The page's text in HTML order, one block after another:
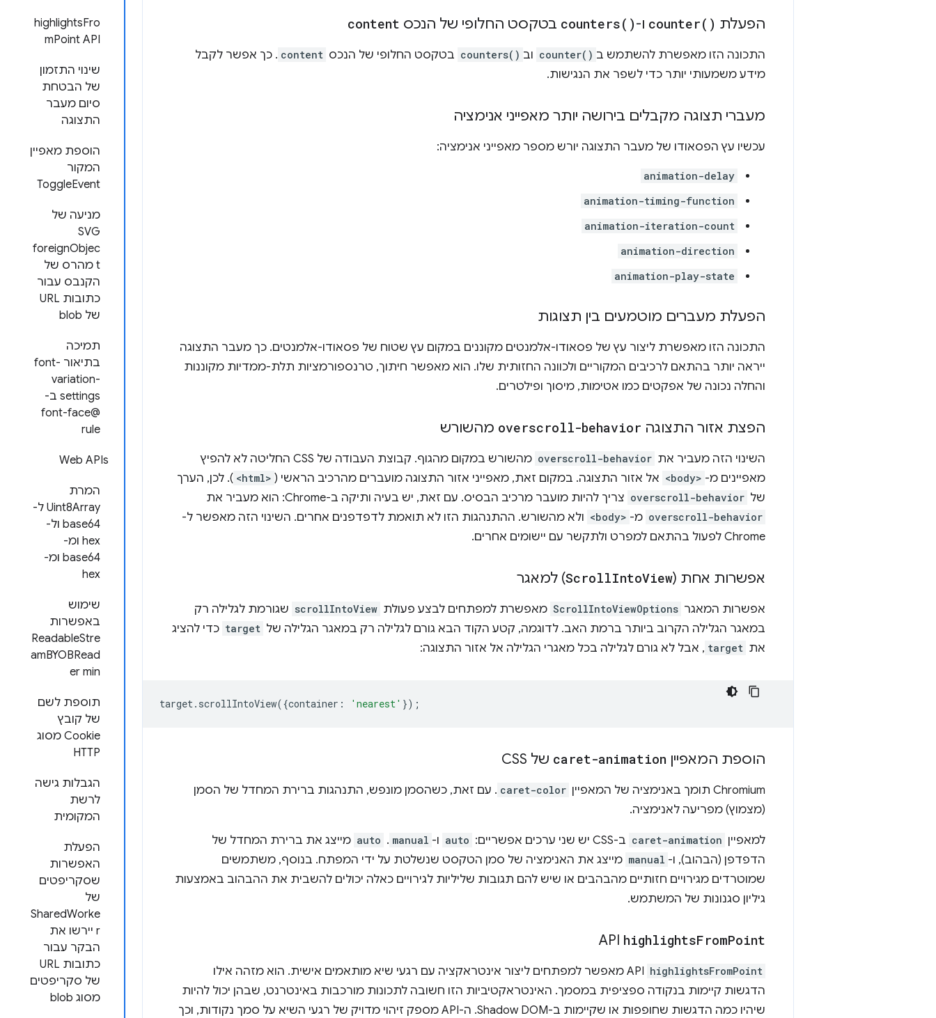
‫highlightsFro
mPoint API
שינוי התזמון
של הבטחת
סיום מעבר
התצוגה
הוספת מאפיין
המקור
ToggleEvent
מניעה של
SVG
foreignObjec
t מהרס של
הקנבס עבור
כתובות URL
של blob
תמיכה
בתיאור font-
variation-
settings ב-
@font-face
rule
Web APIs
המרת
Uint8Array ל-
base64 ול-
hex ומ-
base64 ומ-
hex
שימוש
באפשרות
ReadableStre
amBYOBRead
er min
תוספת לשם
של קובץ
Cookie מסוג
HTTP
הגבלות גישה
לרשת
המקומית
הפעלת
האפשרות
שסקריפטים
של
SharedWorke
r יירשו את
הבקר עבור
כתובות URL
של סקריפטים
מסוג blob
הפעלת counter( ) ו- counters( ) בטקסט החלופי של הנכס content
התכונה הזו מאפשרת להשתמש ב counter() וב counters() בטקסט החלופי של הנכס content . כך אפשר לקבל
מידע משמעותי יותר כדי לשפר את הנגישות.
מעברי תצוגה מקבלים בירושה יותר מאפייני אנימציה
עכשיו עץ הפסאודו של מעבר התצוגה יורש מספר מאפייני אנימציה:
animation-delay
animation-timing-function
animation-iteration-count
animation-direction
animation-play-state
הפעלת מעברים מוטמעים בין תצוגות
התכונה הזו מאפשרת ליצור עץ של פסאודו-אלמנטים מקוננים במקום עץ שטוח של פסאודו-אלמנטים. כך מעבר התצוגה
ייראה יותר בהתאם לרכיבים המקוריים ולכוונה החזותית שלו. הוא מאפשר חיתוך, טרנספורמציות תלת-ממדיות מקוננות
והחלה נכונה של אפקטים כמו אטימות, מיסוך ופילטרים.
הפצת אזור התצוגה overscroll-behavior מהשורש
השינוי הזה מעביר את overscroll-behavior
מהשורש במקום מהגוף. קבוצת העבודה של CSS החליטה לא להפיץ
מאפיינים מ- <body> אל אזור התצוגה. במקום זאת, מאפייני אזור התצוגה מועברים מהרכיב הראשי ( <html> ). לכן, הערך
של overscroll-behavior צריך להיות מועבר מרכיב הבסיס. עם זאת, יש בעיה ותיקה ב-Chrome: הוא מעביר את
overscroll-behavior מ- <body> ולא מהשורש. ההתנהגות הזו לא תואמת לדפדפנים אחרים. השינוי הזה מאפשר ל-
Chrome לפעול בהתאם למפרט ולתקשר עם יישומים אחרים.
אפשרות אחת ( ScrollIntoView ) למאגר
אפשרות המאגר ScrollIntoViewOptions מאפשרת למפתחים לבצע פעולת scrollIntoView שגורמת לגלילה רק
במאגר הגלילה הקרוב ביותר ברמת האב. לדוגמה, קטע הקוד הבא גורם לגלילה רק במאגר הגלילה של target כדי להציג
את target , אבל לא גורם לגלילה בכל מאגרי הגלילה אל אזור התצוגה:
target. scrollIntoView({container : 'nearest' });
הוספת המאפיין caret-animation של CSS
‫Chromium תומך באנימציה של המאפיין caret-color . עם זאת, כשהסמן מונפש, התנהגות ברירת המחדל של הסמן
(מצמוץ) מפריעה לאנימציה.
למאפיין caret-animation ב-CSS יש שני ערכים אפשריים: auto ו- manual
. ‫
auto מייצג את ברירת המחדל של
הדפדפן (הבהוב), ו- manual מייצג את האנימציה של סמן הטקסט שנשלטת על ידי המפתח. בנוסף, משתמשים
שמוטרדים מגירויים חזותיים מהבהבים או שיש להם תגובות שליליות לגירויים כאלה יכולים להשבית את ההבהוב באמצעות
גיליון סגנונות של המשתמש.
highlightsFromPoint
highlightsFromPoint
API מאפשר למפתחים ליצור אינטראקציה עם רגעי שיא מותאמים אישית. הוא מזהה אילו
הדגשות קיימות בנקודה ספציפית במסמך. האינטראקטיביות הזו חשובה לתכונות מורכבות באינטרנט, שבהן יכול להיות
שיהיו כמה הדגשות שחופפות או שקיימות ב-Shadow DOM. ה-API מספק זיהוי מדויק של רגעי השיא על סמך נקודות, וכך